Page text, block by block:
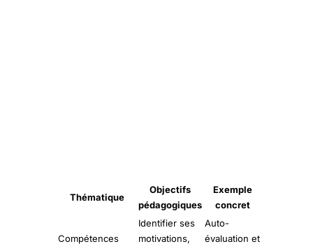
Thématique
Objectifs
pédagogiques
Exemple
concret
Compétences
Identifier ses
motivations,
Auto-
évaluation et